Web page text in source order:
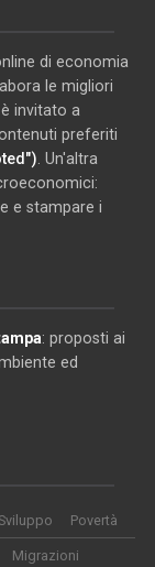
di economia
le migliori
invitato a
preferiti
. Un'altra
e stampare i
: proposti ai
ed
Povertà
Migrazioni